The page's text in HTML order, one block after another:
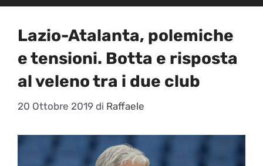
Lazio-Atalanta, polemiche
e tensioni. Botta e risposta
al veleno tra i due club
20 Ottobre 2019 di Raffaele